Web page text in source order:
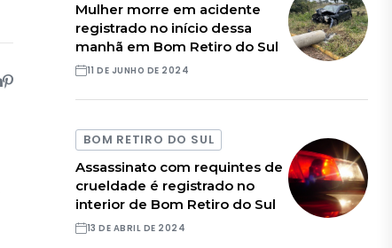
Mulher morre em acidente
registrado no início dessa
manhã em Bom Retiro do Sul
11 DE JUNHO DE 2024
BOM RETIRO DO SUL
Assassinato com requintes de
crueldade é registrado no
interior de Bom Retiro do Sul
13 DE ABRIL DE 2024